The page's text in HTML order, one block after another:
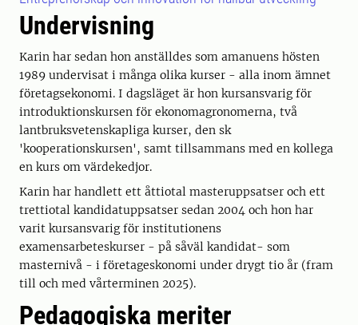
Undervisning
Karin har sedan hon anställdes som amanuens hösten
1989 undervisat i många olika kurser - alla inom ämnet
företagsekonomi. I dagsläget är hon kursansvarig för
introduktionskursen för ekonomagronomerna, två
lantbruksvetenskapliga kurser, den sk
'kooperationskursen', samt tillsammans med en kollega
en kurs om värdekedjor.
Karin har handlett ett åttiotal masteruppsatser och ett
trettiotal kandidatuppsatser sedan 2004 och hon har
varit kursansvarig för institutionens
examensarbeteskurser - på såväl kandidat- som
masternivå - i företageskonomi under drygt tio år (fram
till och med vårterminen 2025).
Pedagogiska meriter